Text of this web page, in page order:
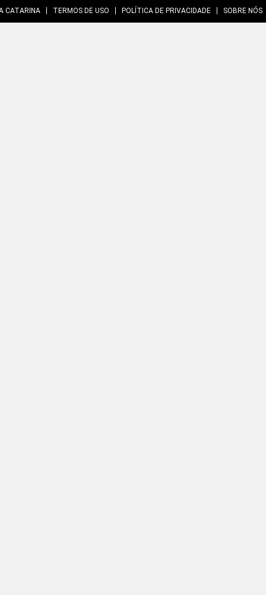
CATARINA TERMOS DE USO POLÍTICA DE PRIVACIDADE SOBRE NÓS